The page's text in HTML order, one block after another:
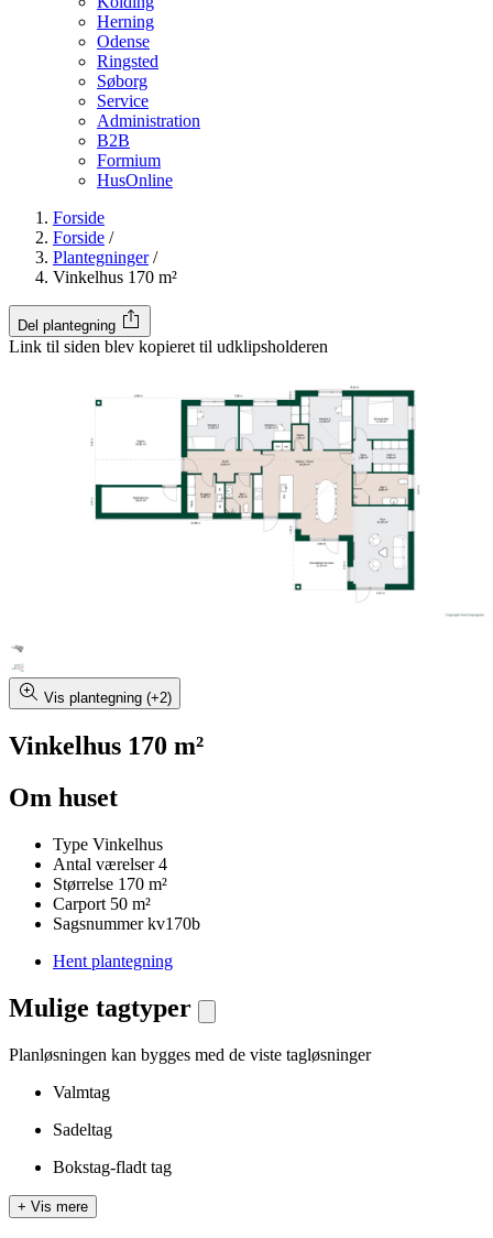
Herning
Odense
Ringsted
Søborg
Service
Administration
B2B
Formium
HusOnline
Forside
Forside /
Plantegninger /
Vinkelhus 170 m²
Del plantegning
Link til siden blev kopieret til udklipsholderen
Vis plantegning (+2)
Vinkelhus 170 m²
Om huset
Type Vinkelhus
Antal værelser 4
Størrelse 170 m²
Carport 50 m²
Sagsnummer kv170b
Hent plantegning
Mulige tagtyper
Planløsningen kan bygges med de viste tagløsninger
Valmtag
Sadeltag
Bokstag-fladt tag
+ Vis mere